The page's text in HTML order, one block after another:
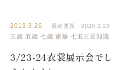
2019.3.26 最終更新：2020.2.23
三歳 五歳 七歳 家族 七五三豆知識
3/23-24衣裳展示会で